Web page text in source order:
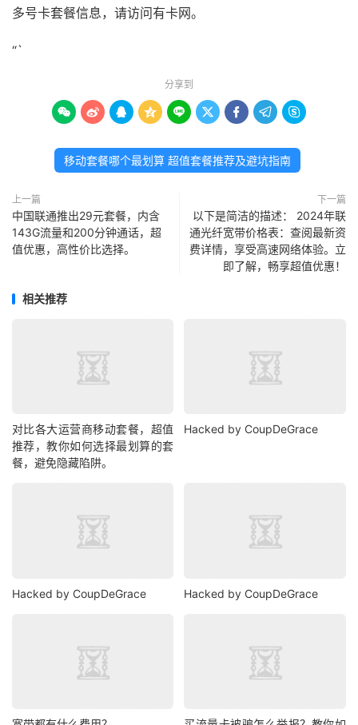
多号卡套餐信息，请访问有卡网。
“`
分享到
        
移动套餐哪个最划算 超值套餐推荐及避坑指南
上一篇
中国联通推出29元套餐，内含
143G流量和200分钟通话，超
值优惠，高性价比选择。
下一篇
以下是简洁的描述： 2024年联
通光纤宽带价格表：查阅最新资
费详情，享受高速网络体验。立
即了解，畅享超值优惠！
相关推荐
对比各大运营商移动套餐，超值
推荐，教你如何选择最划算的套
餐，避免隐藏陷阱。
Hacked by CoupDeGrace
Hacked by CoupDeGrace Hacked by CoupDeGrace